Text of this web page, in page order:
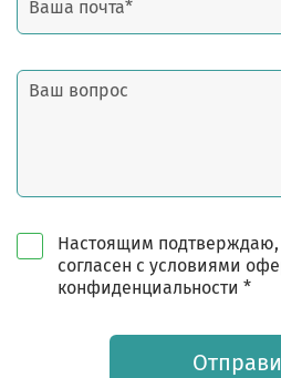
Настоящим подтверждаю,
согласен с условиями
конфиденциальности *